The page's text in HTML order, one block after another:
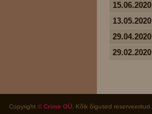
15.06.2020
13.05.2020
29.04.2020
29.02.2020
Copyright © Crime OÜ . Kõik õigused reserveeritud.